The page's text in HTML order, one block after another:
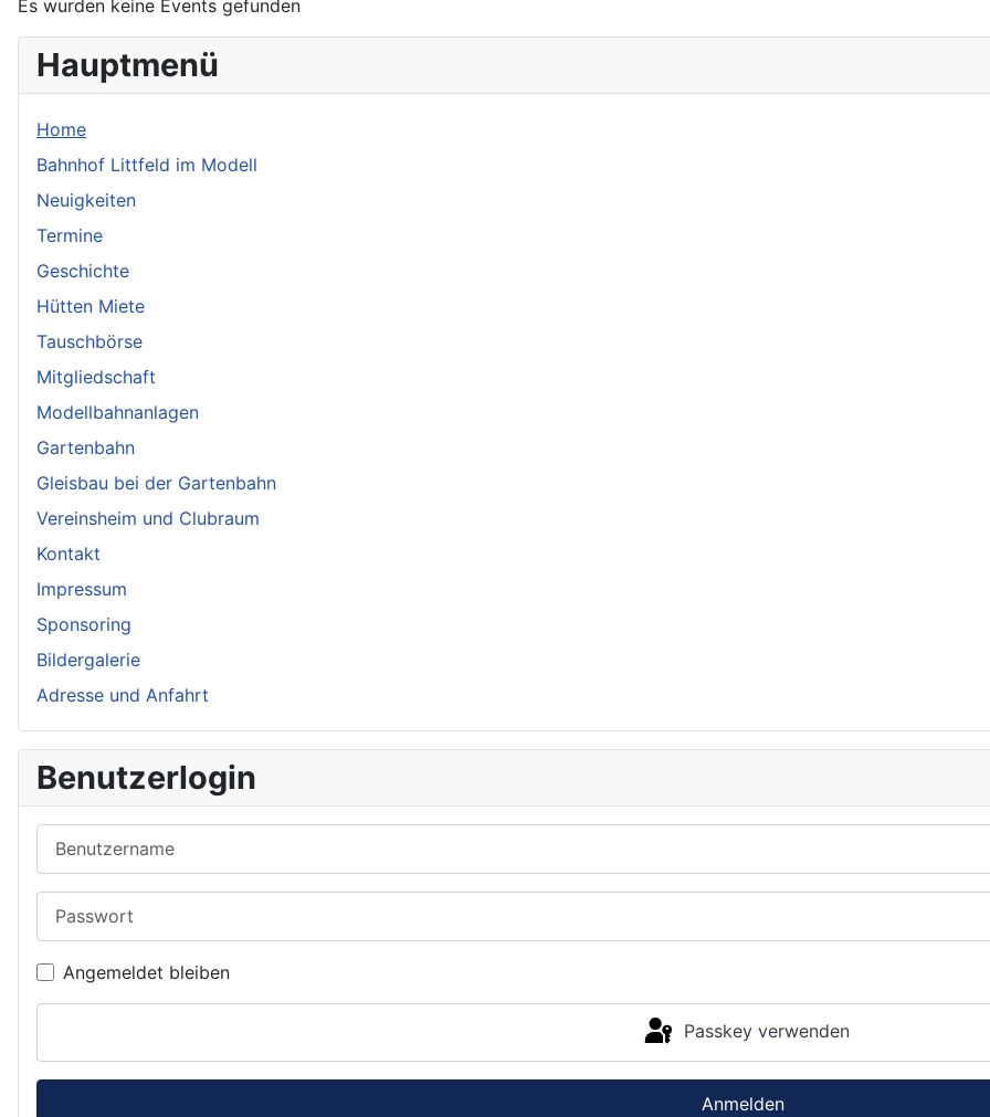
Es wurden keine Events gefunden
Hauptmenü
Home
Bahnhof Littfeld im Modell
Neuigkeiten
Termine
Geschichte
Hütten Miete
Tauschbörse
Mitgliedschaft
Modellbahnanlagen
Gartenbahn
Gleisbau bei der Gartenbahn
Vereinsheim und Clubraum
Kontakt
Impressum
Sponsoring
Bildergalerie
Adresse und Anfahrt
Benutzerlogin
Angemeldet bleiben
Passkey verwenden
Anmelden